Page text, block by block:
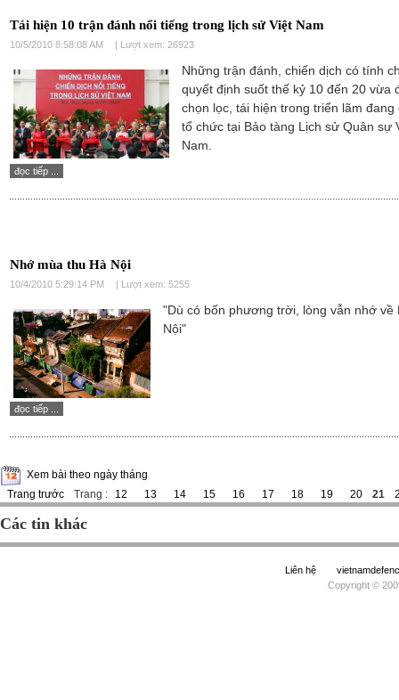
Tái hiện 10 trận đánh nổi tiếng trong lịch sử Việt Nam
10/5/2010 8:58:08 AM | Lượt xem: 26923
Những trận đánh, chiến dịch có tính
quyết định suốt thế kỷ 10 đến 20 vừa
chọn lọc, tái hiện trong triển lãm đang
tổ chức tại Bảo tàng Lịch sử Quân sự
Nam.
đọc tiếp ...
Nhớ mùa thu Hà Nội
10/4/2010 5:29:14 PM | Lượt xem: 5255
"Dù có bốn phương trời, lòng vẫn nhớ về
Nội"
đọc tiếp ...
Xem bài theo ngày tháng
Trang trước
Trang : 12 13 14 15 16 17 18 19 20 21
Các tin khác
Liên hệ
Copyright ©